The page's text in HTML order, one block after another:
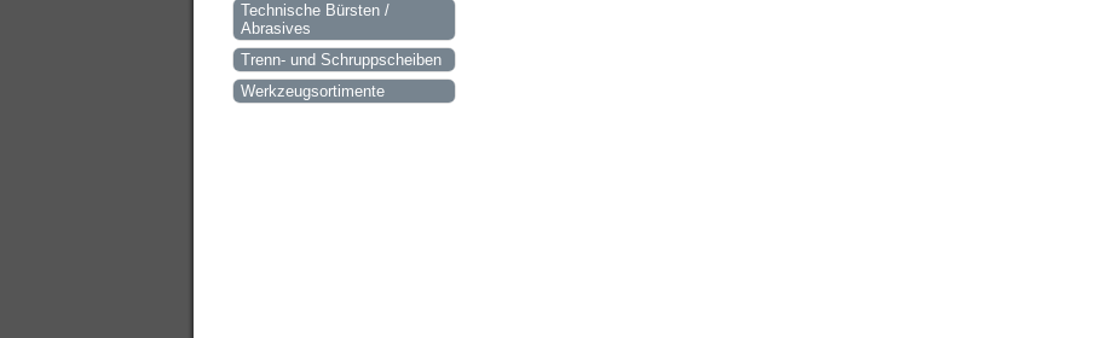
Technische Bürsten /
Abrasives
Trenn- und Schruppscheiben
Werkzeugsortimente